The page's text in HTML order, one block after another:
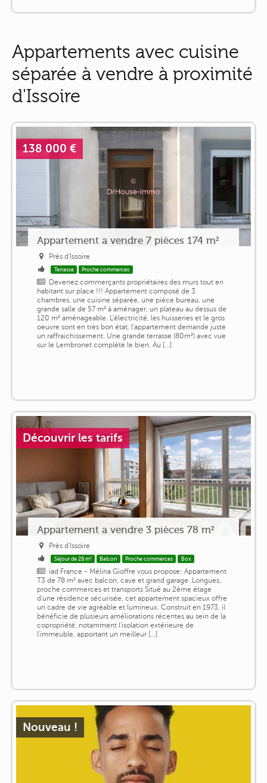
Appartements avec cuisine
séparée à vendre à proximité
d'Issoire
138 000 €
Appartement a vendre 7 pièces 174 m²
Près d'Issoire
Terrasse Proche commerces
Devenez commerçants propriétaires des murs tout en
habitant sur place !!! Appartement composé de 3
chambres, une cuisine séparée, une pièce bureau, une
grande salle de 57 m² à aménager, un plateau au dessus de
120 m² aménageable. L'électricité, les huisseries et le gros
oeuvre sont en très bon état, l'appartement demande juste
un raffraichissement. Une grande terrasse (80m²) avec vue
sur le Lembronet complète le bien. Au [...]
Découvrir les tarifs
Appartement a vendre 3 pièces 78 m²
Près d'Issoire
Séjour de 28 m² Balcon Proche commerces Box
iad France - Mélina Gioffre vous propose: Appartement
T3 de 78 m² avec balcon, cave et grand garage. Longues,
proche commerces et transports Situé au 2ème étage
d'une résidence sécurisée, cet appartement spacieux offre
un cadre de vie agréable et lumineux. Construit en 1973, il
bénéficie de plusieurs améliorations récentes au sein de la
copropriété, notamment l'isolation extérieure de
l'immeuble, apportant un meilleur [...]
Nouveau !